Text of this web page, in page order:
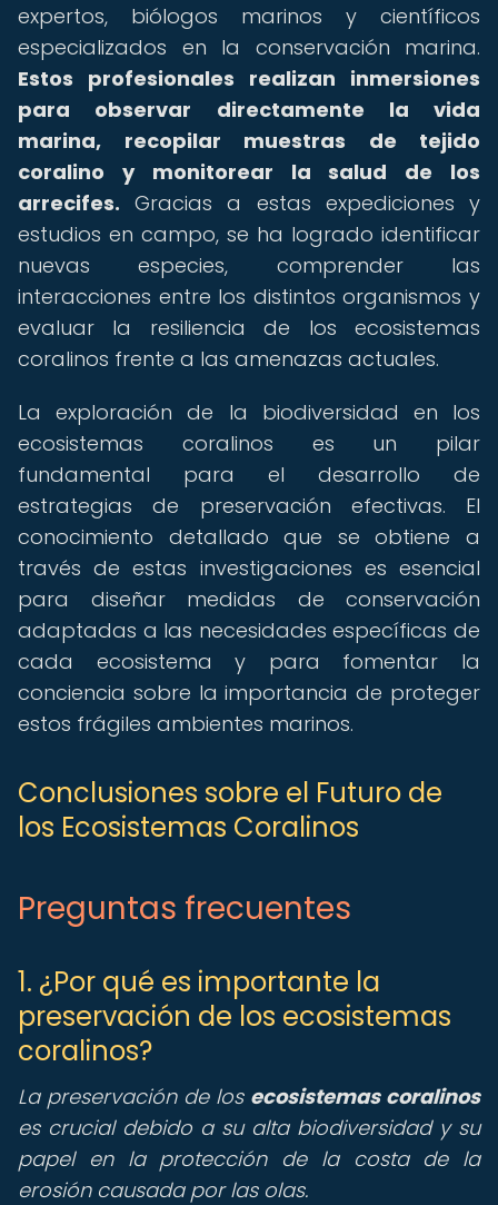
expertos, biólogos marinos y científicos
especializados en la conservación marina.
Estos profesionales realizan inmersiones
para observar directamente la vida
marina, recopilar muestras de tejido
coralino y monitorear la salud de los
arrecifes. Gracias a estas expediciones y
estudios en campo, se ha logrado identificar
nuevas especies, comprender las
interacciones entre los distintos organismos y
evaluar la resiliencia de los ecosistemas
coralinos frente a las amenazas actuales.
La exploración de la biodiversidad en los
ecosistemas coralinos es un pilar
fundamental para el desarrollo de
estrategias de preservación efectivas. El
conocimiento detallado que se obtiene a
través de estas investigaciones es esencial
para diseñar medidas de conservación
adaptadas a las necesidades específicas de
cada ecosistema y para fomentar la
conciencia sobre la importancia de proteger
estos frágiles ambientes marinos.
Conclusiones sobre el Futuro de
los Ecosistemas Coralinos
Preguntas frecuentes
1. ¿Por qué es importante la
preservación de los ecosistemas
coralinos?
La preservación de los ecosistemas coralinos
es crucial debido a su alta biodiversidad y su
papel en la protección de la costa de la
erosión causada por las olas.